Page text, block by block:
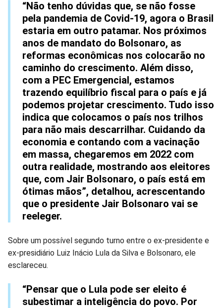
“Não tenho dúvidas que, se não fosse
pela pandemia de Covid-19, agora o Brasil
estaria em outro patamar. Nos próximos
anos de mandato do Bolsonaro, as
reformas econômicas nos colocarão no
caminho do crescimento. Além disso,
com a PEC Emergencial, estamos
trazendo equilíbrio fiscal para o país e já
podemos projetar crescimento. Tudo isso
indica que colocamos o país nos trilhos
para não mais descarrilhar. Cuidando da
economia e contando com a vacinação
em massa, chegaremos em 2022 com
outra realidade, mostrando aos eleitores
que, com Jair Bolsonaro, o país está em
ótimas mãos”, detalhou, acrescentando
que o presidente Jair Bolsonaro vai se
reeleger.
Sobre um possível segundo turno entre o ex-presidente e
ex-presidiário Luiz Inácio Lula da Silva e Bolsonaro, ele
esclareceu.
“Pensar que o Lula pode ser eleito é
subestimar a inteligência do povo. Por